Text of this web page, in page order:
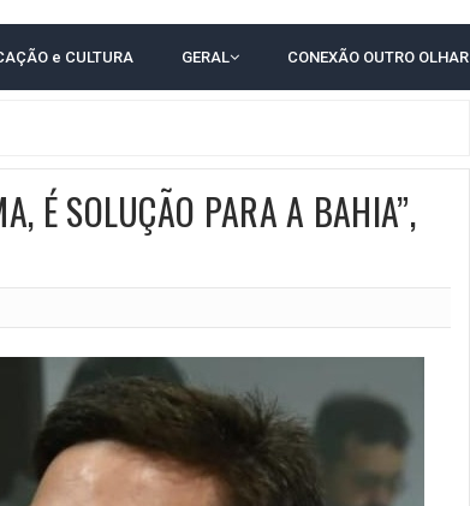
NA ARENA FONTE NOVA
SIMULAÇÃO DE VOTAÇÃO
E AVANÇA ÀS QUARTAS DE FINAL DA COPA DO BRASIL
e CULTURA GERAL CONEXÃO OUTRO OLHAR
É SOLUÇÃO PARA A BAHIA”,